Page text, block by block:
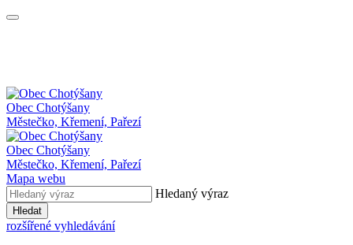
Obec Chotýšany
Městečko, Křemení, Pařezí
Obec Chotýšany
Městečko, Křemení, Pařezí
Mapa webu
Hledaný výraz
Hledat
rozšířené vyhledávání